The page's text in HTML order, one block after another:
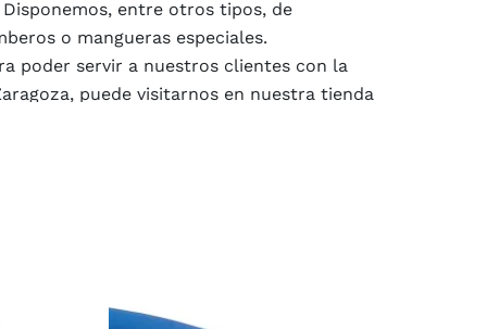
entre otros tipos, de
o mangueras especiales.
poder servir a nuestros clientes con la
puede visitarnos en nuestra tienda
Zaragoza
productos según la necesidad
doméstico o de bricolaje, así como
contamos con una gran variedad de